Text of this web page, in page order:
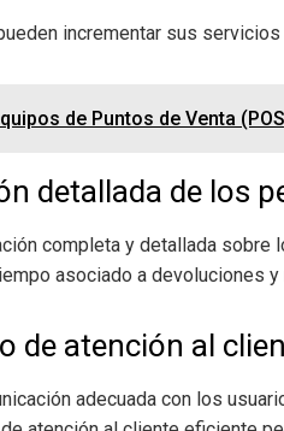
incrementar sus
de Puntos de Venta
detallada de los
completa y detallada sobre
asociado a devoluciones y
de atención al
adecuada con los